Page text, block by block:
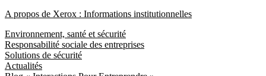
A propos de Xerox : Informations institutionnelles
Environnement, santé et sécurité
Responsabilité sociale des entreprises
Solutions de sécurité
Actualités